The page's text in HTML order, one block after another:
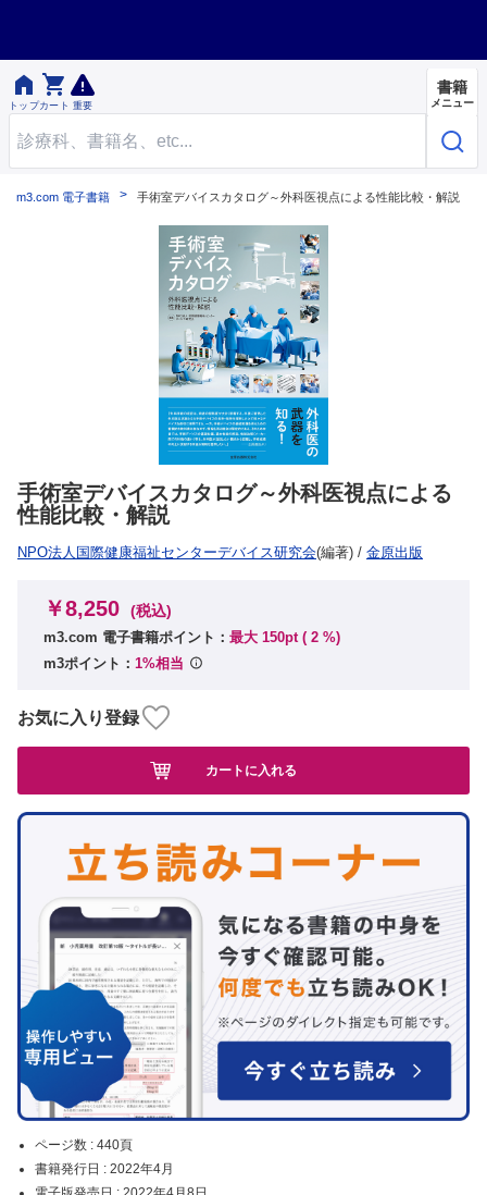

トップ

カート 重要
書籍
メニュー
m3.com 電子書籍 手術室デバイスカタログ～外科医視点による性能比較・解説
手術室デバイスカタログ～外科医視点による
性能比較・解説
NPO法人国際健康福祉センターデバイス研究会(編著) / 金原出版
ページ数 : 440頁
書籍発行日 : 2022年4月
￥8,250 (税込)
m3.com 電子書籍ポイント： 最大 150pt ( 2 %)
m3ポイント： 1%相当
お気に入り登録
カートに入れる